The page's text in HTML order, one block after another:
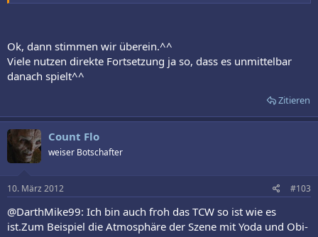
Ok, dann stimmen wir überein.^^
Viele nutzen direkte Fortsetzung ja so, dass es unmittelbar
danach spielt^^
Zitieren
Count Flo
weiser Botschafter
10. März 2012 #103
@DarthMike99: Ich bin auch froh das TCW so ist wie es
ist.Zum Beispiel die Atmosphäre der Szene mit Yoda und Obi-